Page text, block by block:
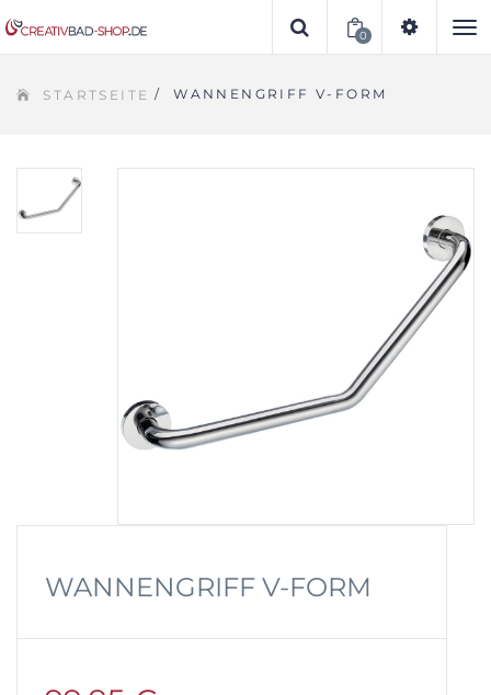
0
STARTSEITE / WANNENGRIFF V-FORM
WANNENGRIFF V-FORM